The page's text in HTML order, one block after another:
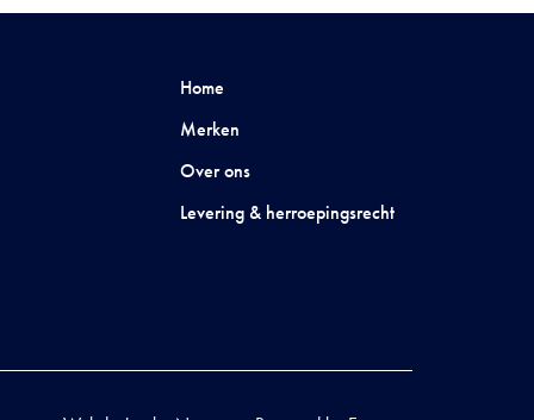
Home
Merken
Over ons
Levering & herroepingsrecht